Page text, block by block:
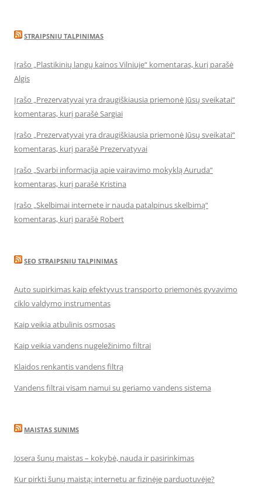
STRAIPSNIU TALPINIMAS
Įrašo „Plastikinių langų kainos Vilniuje“ komentaras, kurį parašė
Algis
Įrašo „Prezervatyvai yra draugiškiausia priemonė Jūsų sveikatai“
komentaras, kurį parašė Sargiai
Įrašo „Prezervatyvai yra draugiškiausia priemonė Jūsų sveikatai“
komentaras, kurį parašė Prezervatyvai
Įrašo „Svarbi informacija apie vairavimo mokyklą Auruda“
komentaras, kurį parašė Kristina
Įrašo „Skelbimai internete ir nauda patalpinus skelbimą“
komentaras, kurį parašė Robert
SEO STRAIPSNIU TALPINIMAS
Auto supirkimas kaip efektyvus transporto priemonės gyvavimo
ciklo valdymo instrumentas
Kaip veikia atbulinis osmosas
Kaip veikia vandens nugeležinimo filtrai
Klaidos renkantis vandens filtrą
Vandens filtrai visam namui su geriamo vandens sistema
MAISTAS SUNIMS
Josera šunų maistas – kokybė, nauda ir pasirinkimas
Kur pirkti šunų maistą: internetu ar fizinėje parduotuvėje?